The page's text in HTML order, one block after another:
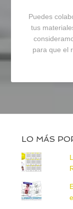
Puedes
tus
para que el
LO MÁS